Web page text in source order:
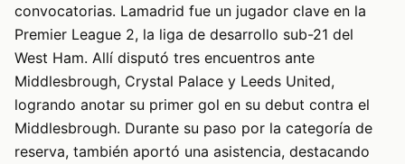
convocatorias. Lamadrid fue un jugador clave en la
Premier League 2, la liga de desarrollo sub-21 del
West Ham. Allí disputó tres encuentros ante
Middlesbrough, Crystal Palace y Leeds United,
logrando anotar su primer gol en su debut contra el
Middlesbrough. Durante su paso por la categoría de
reserva, también aportó una asistencia, destacando